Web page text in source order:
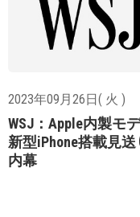
2023年09月26日( 火 )
WSJ：Apple内製モデ
新型iPhone搭載見
内幕